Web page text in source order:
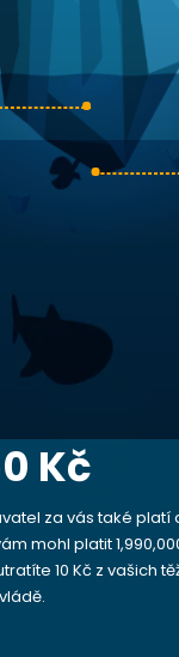
Kč
za vás také platí
mohl platit
10 Kč z vašich